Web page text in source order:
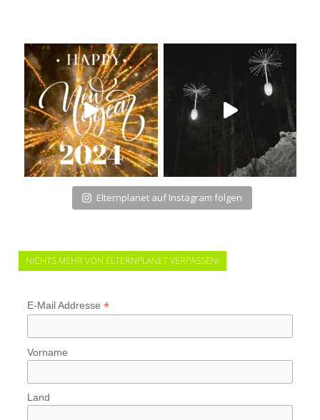
Elternplanet auf Instagram folgen
NICHTS MEHR VON ELTERNPLANET VERPASSEN!
E-Mail Addresse *
Vorname
Land